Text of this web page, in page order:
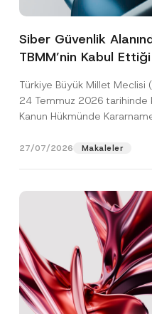
Siber Güvenlik
TBMM’nin Kabul
Türkiye Büyük Millet Meclisi
24 Temmuz 2026 tarihinde
Kanun Hükmünde
27/07/2026 Makaleler